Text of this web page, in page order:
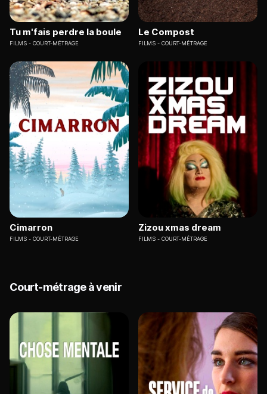
Tu m'fais perdre la boule
FILMS COURT-MÉTRAGE
Le Compost
FILMS COURT-MÉTRAGE
Cimarron
FILMS COURT-MÉTRAGE
Zizou xmas dream
FILMS COURT-MÉTRAGE
Court-métrage à venir